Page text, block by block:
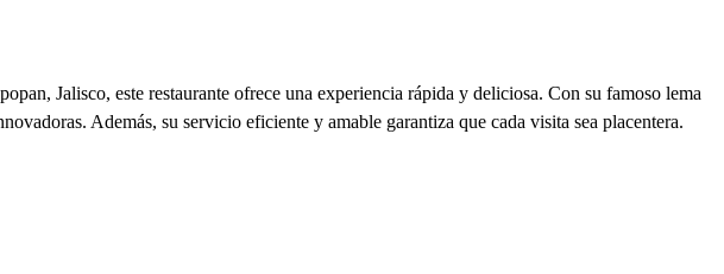
Jalisco, este restaurante ofrece una experiencia rápida y deliciosa. Con su famoso lema
Además, su servicio eficiente y amable garantiza que cada visita sea placentera.